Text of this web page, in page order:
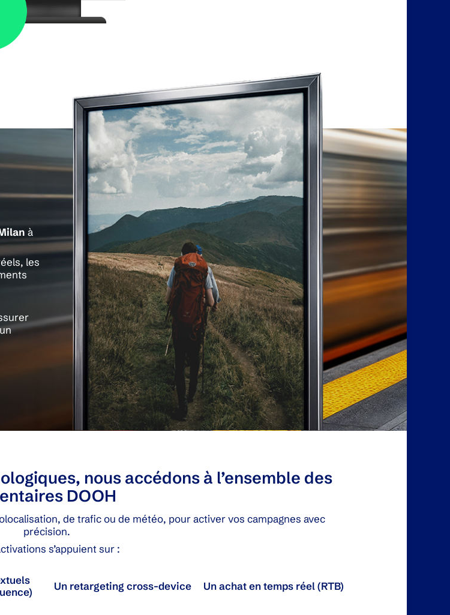
à
les
nous accédons à l’ensemble des
DOOH
de trafic ou de météo, pour activer vos campagnes avec
précision.
s’appuient sur :
Un retargeting cross-device Un achat en temps réel (RTB)